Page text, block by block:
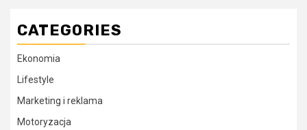
CATEGORIES
Ekonomia
Lifestyle
Marketing i reklama
Motoryzacja